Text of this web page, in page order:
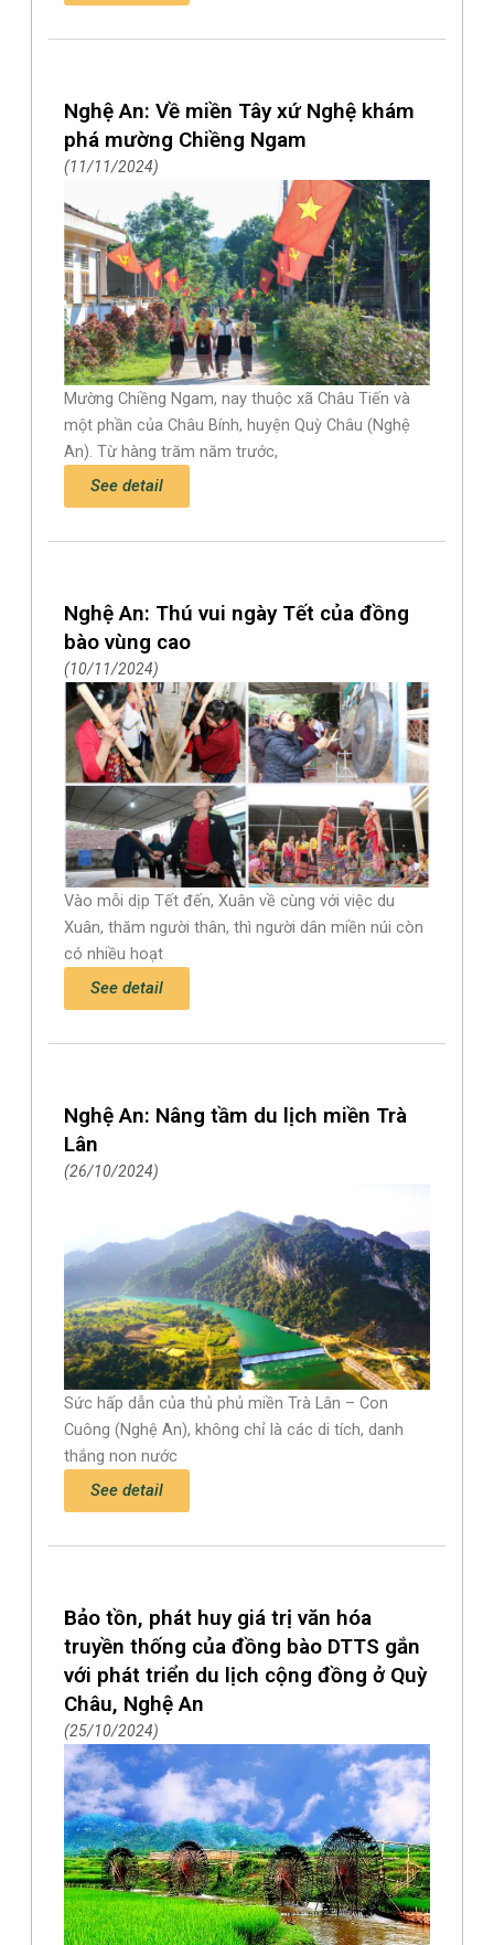
Nghệ An: Về miền Tây xứ Nghệ khám
phá mường Chiềng Ngam
11/11/2024
Mường Chiềng Ngam, nay thuộc xã Châu Tiến và
một phần của Châu Bính, huyện Quỳ Châu (Nghệ
An). Từ hàng trăm năm trước,
See detail
Nghệ An: Thú vui ngày Tết của đồng
bào vùng cao
10/11/2024
Vào mỗi dịp Tết đến, Xuân về cùng với việc du
Xuân, thăm người thân, thì người dân miền núi còn
có nhiều hoạt
See detail
Nghệ An: Nâng tầm du lịch miền Trà
Lân
26/10/2024
Sức hấp dẫn của thủ phủ miền Trà Lân – Con
Cuông (Nghệ An), không chỉ là các di tích, danh
thắng non nước
See detail
Bảo tồn, phát huy giá trị văn hóa
truyền thống của đồng bào DTTS gắn
với phát triển du lịch cộng đồng ở Quỳ
Châu, Nghệ An
25/10/2024